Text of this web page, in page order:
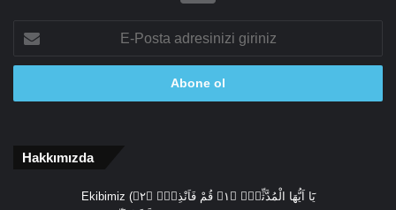
Posta
adresinizi
Hakkımızda
Ekibimiz (يَٓا اَيُّهَا الْمُدَّثِّرُۙ ﴿١﴾ قُمْ فَاَنْذِرْۙ ﴿٢﴾